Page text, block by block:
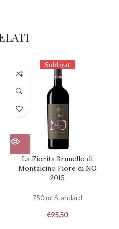
Sold out
La Fiorita Brunello di
Montalcino Fiore di NO
2015
750 ml Standard
€95,50